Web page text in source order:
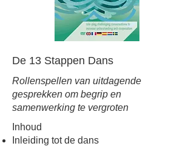
De 13 Stappen Dans
Rollenspellen van uitdagende
gesprekken om begrip en
samenwerking te vergroten
Inhoud
Inleiding tot de dans